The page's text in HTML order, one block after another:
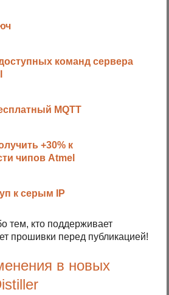
команд сервера
MQTT
+30% к
чипов Atmel
к серым IP
тем, кто поддерживает
прошивки перед публикацией!
в новых